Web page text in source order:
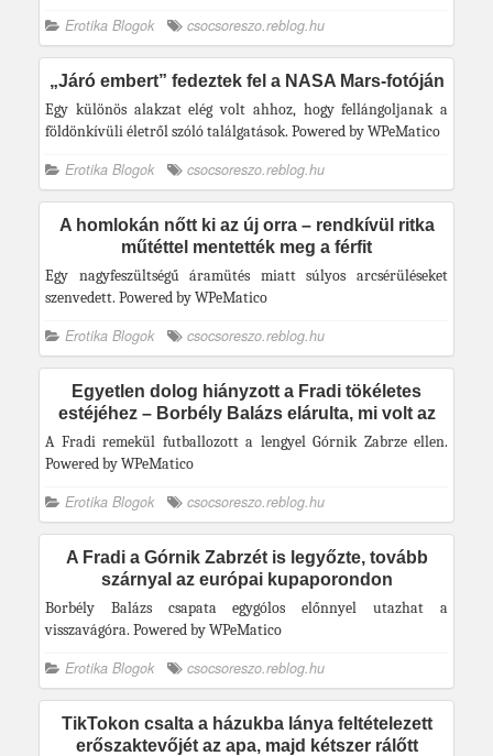
Erotika Blogok csocsoreszo.reblog.hu
„Járó embert” fedeztek fel a NASA Mars-fotóján
Egy különös alakzat elég volt ahhoz, hogy fellángoljanak a
földönkívüli életről szóló találgatások. Powered by WPeMatico
Erotika Blogok csocsoreszo.reblog.hu
A homlokán nőtt ki az új orra – rendkívül ritka
műtéttel mentették meg a férfit
Egy nagyfeszültségű áramütés miatt súlyos arcsérüléseket
szenvedett. Powered by WPeMatico
Erotika Blogok csocsoreszo.reblog.hu
Egyetlen dolog hiányzott a Fradi tökéletes
estéjéhez – Borbély Balázs elárulta, mi volt az
A Fradi remekül futballozott a lengyel Górnik Zabrze ellen.
Powered by WPeMatico
Erotika Blogok csocsoreszo.reblog.hu
A Fradi a Górnik Zabrzét is legyőzte, tovább
szárnyal az európai kupaporondon
Borbély Balázs csapata egygólos előnnyel utazhat a
visszavágóra. Powered by WPeMatico
Erotika Blogok csocsoreszo.reblog.hu
TikTokon csalta a házukba lánya feltételezett
erőszaktevőjét az apa, majd kétszer rálőtt